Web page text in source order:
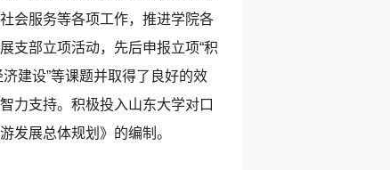
会服务等各项工作，推进学院各
支部立项活动，先后申报立项“积
建设”等课题并取得了良好的效
力支持。积极投入山东大学对口
发展总体规划》的编制。